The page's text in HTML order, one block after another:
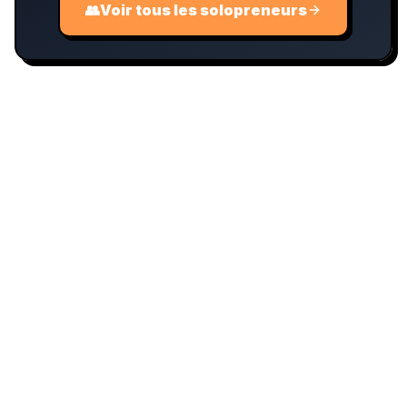
👥Voir tous les solopreneurs